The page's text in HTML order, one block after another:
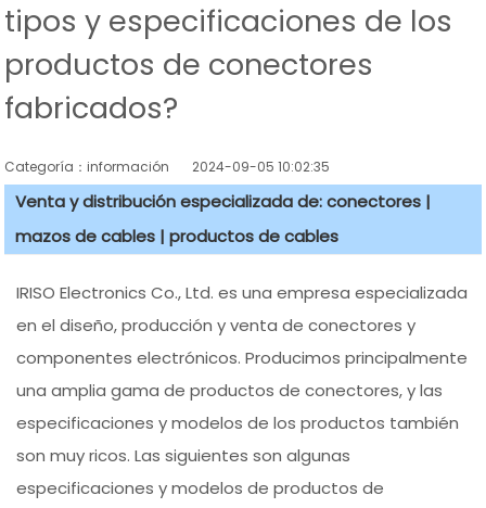
tipos y especificaciones de los
productos de conectores
fabricados?
Categoría：información 2024-09-05 10:02:35
Venta y distribución especializada de: conectores |
mazos de cables | productos de cables
IRISO Electronics Co., Ltd. es una empresa especializada
en el diseño, producción y venta de conectores y
componentes electrónicos. Producimos principalmente
una amplia gama de productos de conectores, y las
especificaciones y modelos de los productos también
son muy ricos. Las siguientes son algunas
especificaciones y modelos de productos de